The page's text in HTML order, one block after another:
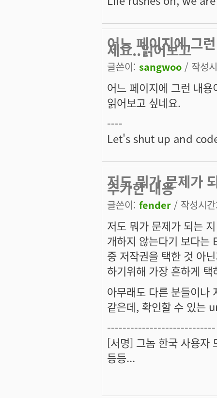
어느 페이지에 그
세요..읽어보고
글쓴이: sangwoo / 작성
어느 페이지에 그런 내
읽어보고 싶네요.
----
Let's shut up and
저도 뭐가 문제가
추가한 내용
글쓴이: fender / 작성시
저도 뭐가 문제가 되는
개하지 않는다기 보다는
중 저작권을 택한 것 아
하기위해 가장 흔하게
아무래도 다른 분들이나
같은데, 확인할 수 있는
----------------------------
[서명] 그놈 한국 사용자
등등...